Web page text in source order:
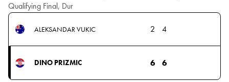
Qualifying Final, Dur
ALEKSANDAR VUKIC 2 4
DINO PRIZMIC 6 6